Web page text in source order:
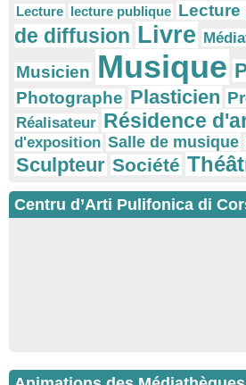
Lecture lecture publique Lecture
de diffusion Livre
Musicien Musique
Photographe Plasticien
Réalisateur Résidence
d'exposition Salle de musique
Sculpteur Société
Centru d’Arti Pulifonica di